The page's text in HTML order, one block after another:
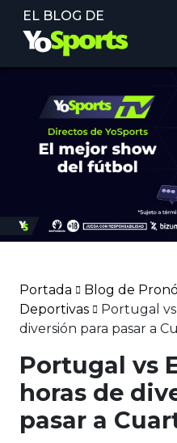
EL BLOG DE
Portada
Blog de
Deportivas
Portugal vs
diversión para pasar a
Portugal vs
horas de
pasar a